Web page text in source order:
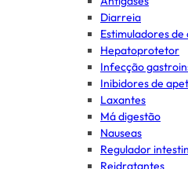
Diarreia
Estimuladores
Hepatoprotetor
Infecção
Inibidores de
Laxantes
Má digestão
Nauseas
Regulador
Reidratantes